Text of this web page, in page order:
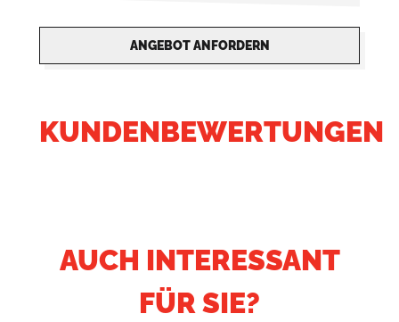
ANGEBOT ANFORDERN
KUNDENBEWERTUNGEN
AUCH INTERESSANT
FÜR SIE?